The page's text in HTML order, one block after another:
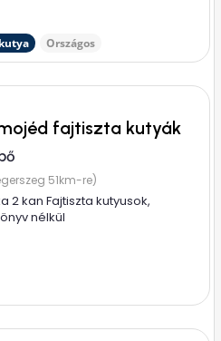
Országos
fajtiszta kutyák
51km-re)
2 kan Fajtiszta kutyusok,
nélkül